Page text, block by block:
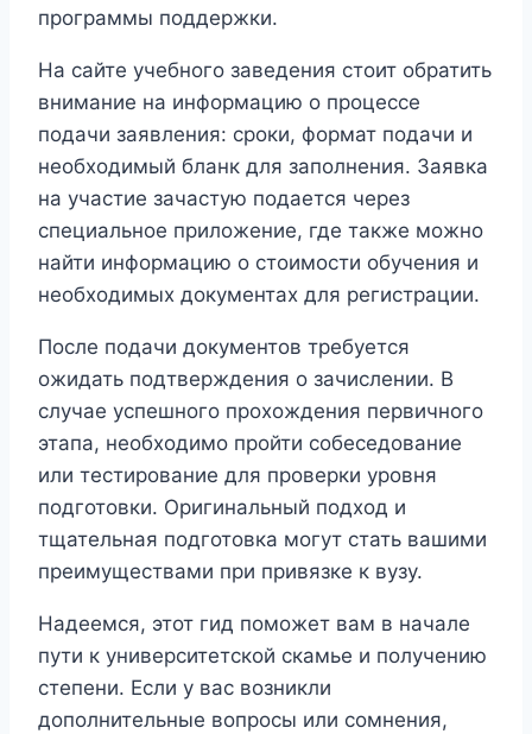
программы поддержки.
На сайте учебного заведения стоит обратить
внимание на информацию о процессе
подачи заявления: сроки, формат подачи и
необходимый бланк для заполнения. Заявка
на участие зачастую подается через
специальное приложение, где также можно
найти информацию о стоимости обучения и
необходимых документах для регистрации.
После подачи документов требуется
ожидать подтверждения о зачислении. В
случае успешного прохождения первичного
этапа, необходимо пройти собеседование
или тестирование для проверки уровня
подготовки. Оригинальный подход и
тщательная подготовка могут стать вашими
преимуществами при привязке к вузу.
Надеемся, этот гид поможет вам в начале
пути к университетской скамье и получению
степени. Если у вас возникли
дополнительные вопросы или сомнения,